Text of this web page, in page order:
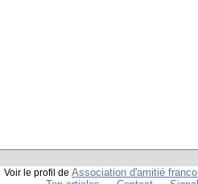
Voir le profil de Association d'amitié